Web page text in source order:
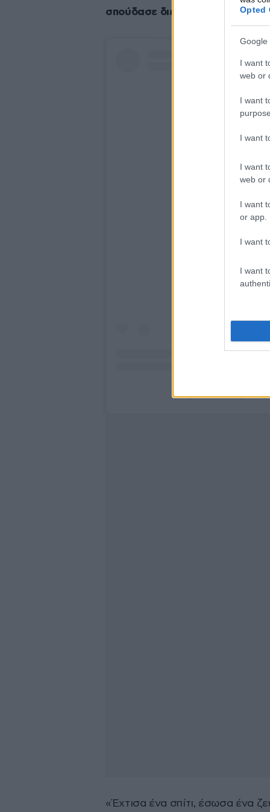
Opted
Google
I want
web or
I want
I want
I want
web or
I want
or app.
I want
I want
σπούδασε διεθνές δίκαιο».
View this
A post shared by
«Έχτισα ένα σπίτι, έσωσα ένα